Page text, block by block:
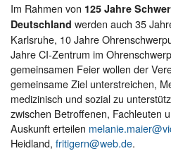
Im Rahmen von 125 Jahre
Deutschland werden auch 35
Karlsruhe, 10 Jahre
Jahre CI-Zentrum im
gemeinsamen Feier wollen der
gemeinsame Ziel unterstreichen,
medizinisch und sozial zu
zwischen Betroffenen, Fachleuten
Auskunft erteilen
Heidland, fritigern@web.de.